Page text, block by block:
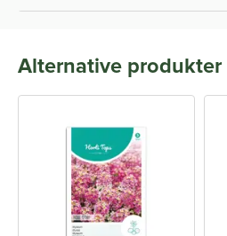
Alternative produkter